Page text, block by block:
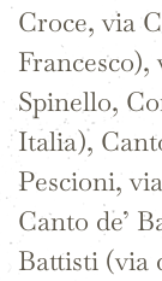
Croce, via
Spinello,
Italia),
Pescioni,
Canto de’
Battisti (via